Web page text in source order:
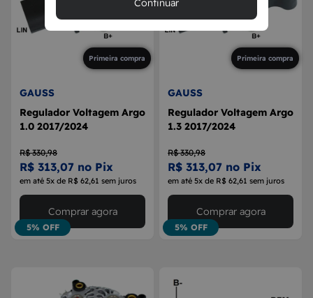
Primeira compra
GAUSS
Regulador Voltagem Argo
1.0 2017/2024
R$ 330,98
R$ 313,07 no Pix
em até 5x de R$ 62,61 sem juros
5% OFF
Comprar agora
Primeira compra
GAUSS
Regulador Voltagem Argo
1.3 2017/2024
R$ 330,98
R$ 313,07 no Pix
em até 5x de R$ 62,61 sem juros
5% OFF
Comprar agora